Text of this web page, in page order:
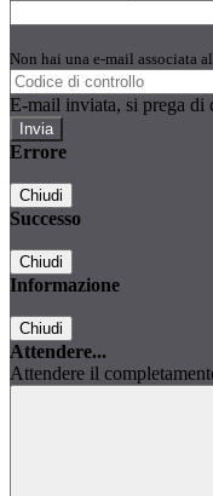
Non hai una e-mail associata
E-mail inviata, si prega di
Errore
Chiudi
Successo
Chiudi
Informazione
Chiudi
Attendere...
Attendere il